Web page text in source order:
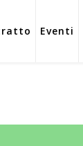
Eventi